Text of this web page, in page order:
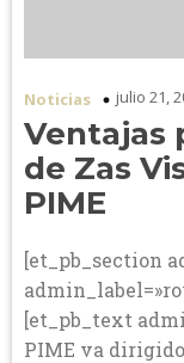
Noticias julio 21,
Ventajas
de Zas
PIME
[et_pb_section
[et_pb_text
PIME va